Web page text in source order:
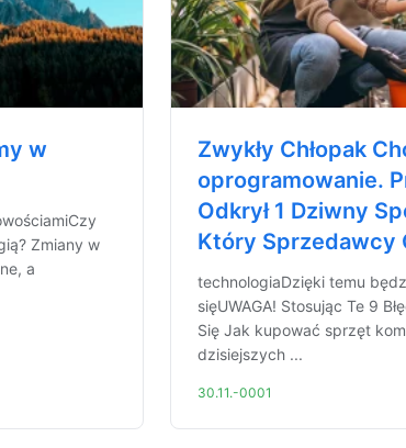
w
Zmiany w
a
Zwykły Chłopak
oprogramowanie.
Odkrył 1 Dziwny
Który Sprzedawcy
technologiaDzięki temu
sięUWAGA! Stosując Te 9
Się Jak kupować sprzęt
dzisiejszych ...
30.11.-0001